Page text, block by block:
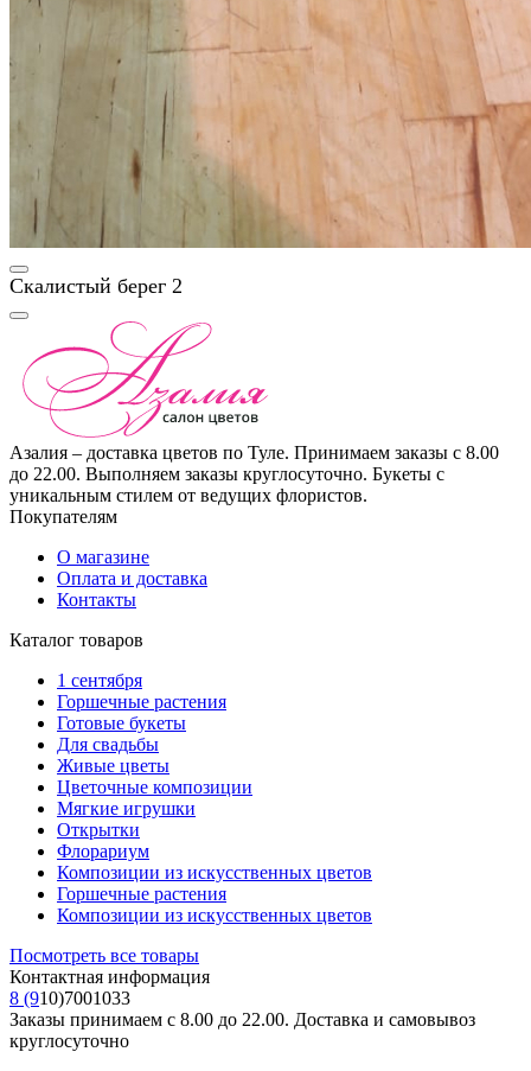
Скалистый берег 2
Азалия – доставка цветов по Туле. Принимаем заказы с 8.00
до 22.00. Выполняем заказы круглосуточно. Букеты с
уникальным стилем от ведущих флористов.
Покупателям
О магазине
Оплата и доставка
Контакты
Каталог товаров
1 сентября
Горшечные растения
Готовые букеты
Для свадьбы
Живые цветы
Цветочные композиции
Мягкие игрушки
Открытки
Флорариум
Композиции из искусственных цветов
Горшечные растения
Композиции из искусственных цветов
Посмотреть все товары
Контактная информация
8 (910)7001033
Заказы принимаем с 8.00 до 22.00. Доставка и самовывоз
круглосуточно